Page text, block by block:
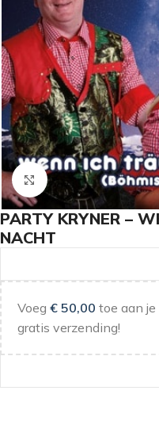
Klik om te vergroten
PARTY KRYNER –
NACHT
Voeg € 50,00 toe aan
gratis verzending!